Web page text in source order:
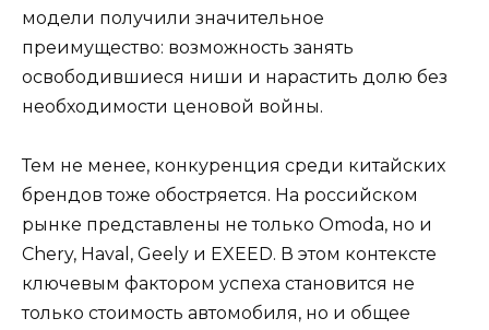
модели получили значительное
преимущество: возможность занять
освободившиеся ниши и нарастить долю без
необходимости ценовой войны.
Тем не менее, конкуренция среди китайских
брендов тоже обостряется. На российском
рынке представлены не только Omoda, но и
Chery, Haval, Geely и EXEED. В этом контексте
ключевым фактором успеха становится не
только стоимость автомобиля, но и общее